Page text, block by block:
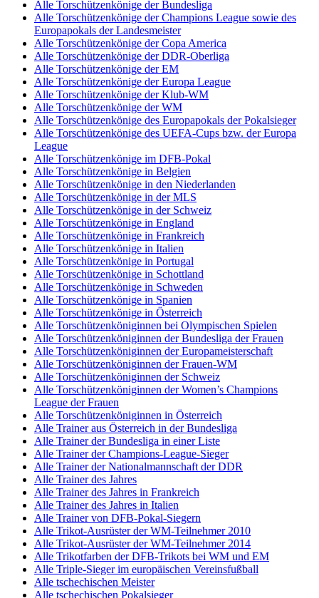
Alle Torschützenkönige der Bundesliga
Alle Torschützenkönige der Champions League sowie des
Europapokals der Landesmeister
Alle Torschützenkönige der Copa America
Alle Torschützenkönige der DDR-Oberliga
Alle Torschützenkönige der EM
Alle Torschützenkönige der Europa League
Alle Torschützenkönige der Klub-WM
Alle Torschützenkönige der WM
Alle Torschützenkönige des Europapokals der Pokalsieger
Alle Torschützenkönige des UEFA-Cups bzw. der Europa
League
Alle Torschützenkönige im DFB-Pokal
Alle Torschützenkönige in Belgien
Alle Torschützenkönige in den Niederlanden
Alle Torschützenkönige in der MLS
Alle Torschützenkönige in der Schweiz
Alle Torschützenkönige in England
Alle Torschützenkönige in Frankreich
Alle Torschützenkönige in Italien
Alle Torschützenkönige in Portugal
Alle Torschützenkönige in Schottland
Alle Torschützenkönige in Schweden
Alle Torschützenkönige in Spanien
Alle Torschützenkönige in Österreich
Alle Torschützenköniginnen bei Olympischen Spielen
Alle Torschützenköniginnen der Bundesliga der Frauen
Alle Torschützenköniginnen der Europameisterschaft
Alle Torschützenköniginnen der Frauen-WM
Alle Torschützenköniginnen der Schweiz
Alle Torschützenköniginnen der Women’s Champions
League der Frauen
Alle Torschützenköniginnen in Österreich
Alle Trainer aus Österreich in der Bundesliga
Alle Trainer der Bundesliga in einer Liste
Alle Trainer der Champions-League-Sieger
Alle Trainer der Nationalmannschaft der DDR
Alle Trainer des Jahres
Alle Trainer des Jahres in Frankreich
Alle Trainer des Jahres in Italien
Alle Trainer von DFB-Pokal-Siegern
Alle Trikot-Ausrüster der WM-Teilnehmer 2010
Alle Trikot-Ausrüster der WM-Teilnehmer 2014
Alle Trikotfarben der DFB-Trikots bei WM und EM
Alle Triple-Sieger im europäischen Vereinsfußball
Alle tschechischen Meister
Alle tschechischen Pokalsieger